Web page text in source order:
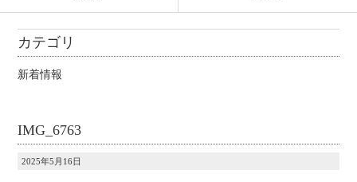
カテゴリ
新着情報
IMG_6763
2025年5月16日